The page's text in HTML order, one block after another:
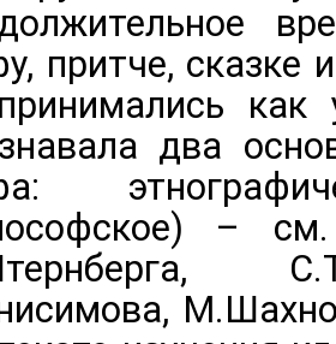
притче, сказке
как
два
– см.